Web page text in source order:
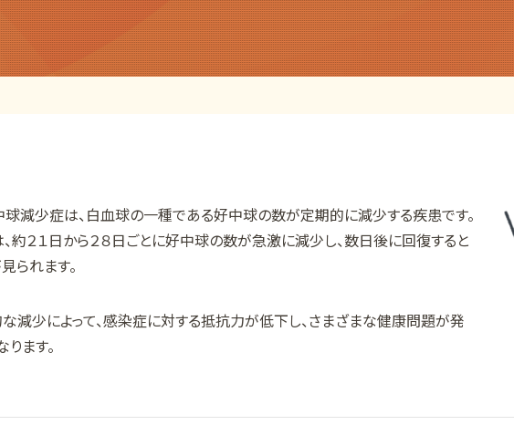
減少症は、白血球の一種である好中球の数が定期的に減少する疾患です。
約２１日から２８日ごとに好中球の数が急激に減少し、数日後に回復すると
られます。
減少によって、感染症に対する抵抗力が低下し、さまざまな健康問題が発
ります。